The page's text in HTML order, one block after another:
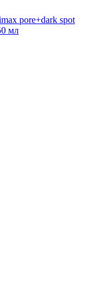
pore+dark spot
мл